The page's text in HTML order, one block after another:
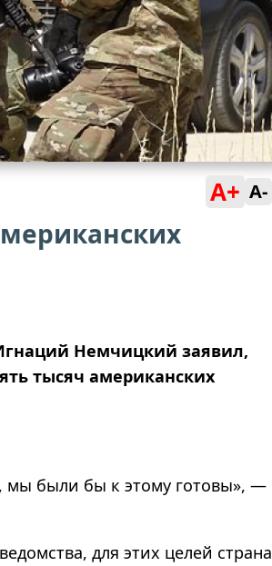
A+ A-
Немчицкий заявил,
тысяч американских
мы были бы к этому готовы», —
для этих целей страна